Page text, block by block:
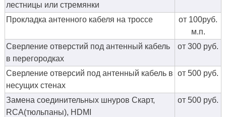
лестницы или стремянки
Прокладка антенного кабеля на троссе
от 100руб.
м.п.
Сверление отверстий под антенный кабель
в перегородках
от 300 руб.
Сверление отверсий под антенный кабель в
несущих стенах
от 500 руб.
Замена соединительных шнуров Скарт,
RCA(тюльпаны), HDMI
от 500 руб.